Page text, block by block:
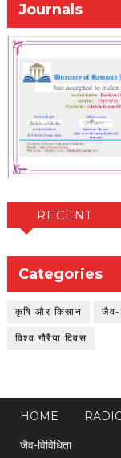
Journals
RECENT
Categories
कृषि और किसान जैव-
विश्व गौरैया दिवस
HOME
जैव-विविधिता